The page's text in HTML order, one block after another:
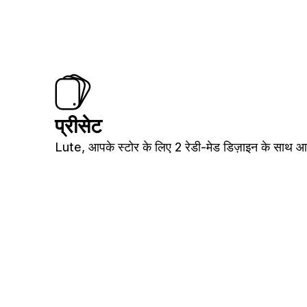
प्रीसेट
Lute, आपके स्टोर के लिए 2 रेडी-मेड डिज़ाइन के साथ